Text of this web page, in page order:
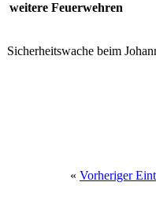
weitere Feuerwehren
Sicherheitswache beim
« Vorheriger